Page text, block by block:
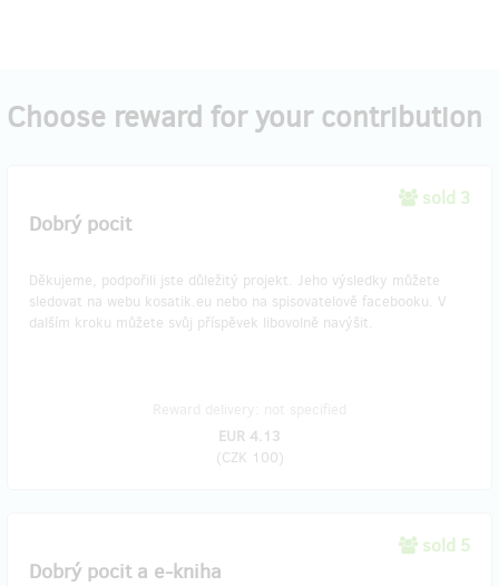
Choose reward for your contribution
sold 3
Dobrý pocit
Děkujeme, podpořili jste důležitý projekt. Jeho výsledky můžete
sledovat na webu kosatik.eu nebo na spisovatelově facebooku. V
dalším kroku můžete svůj příspěvek libovolně navýšit.
EUR 4.13
(CZK 100)
sold 5
Dobrý pocit a e-kniha